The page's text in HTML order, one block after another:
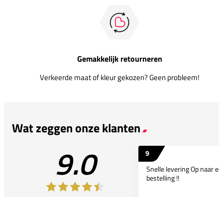
Gemakkelijk retourneren
Verkeerde maat of kleur gekozen? Geen probleem!
Wat zeggen onze klanten
9.0
9
Snelle levering Op naar
bestelling !!